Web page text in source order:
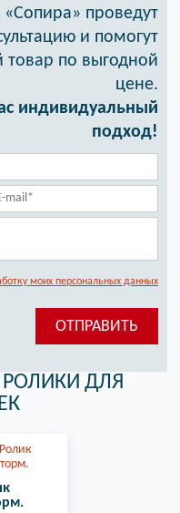
проведут
и помогут
по выгодной
цене.
индивидуальный
подход!
моих персональных данных
РОЛИКИ ДЛЯ